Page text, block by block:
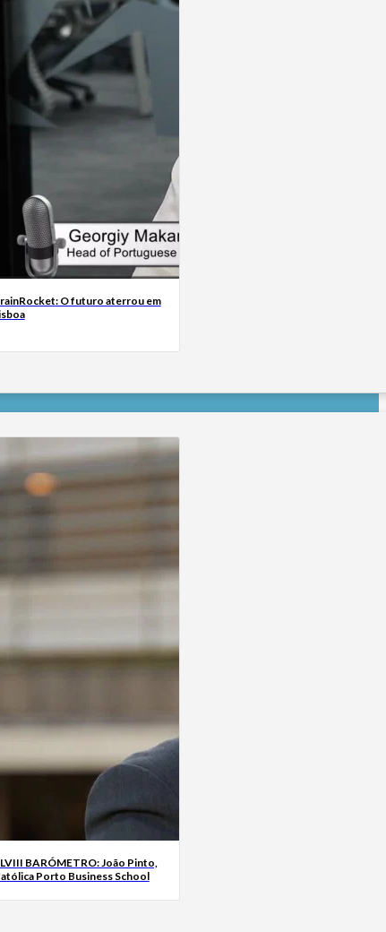
O futuro aterrou em
BARÓMETRO: João Pinto,
Porto Business School